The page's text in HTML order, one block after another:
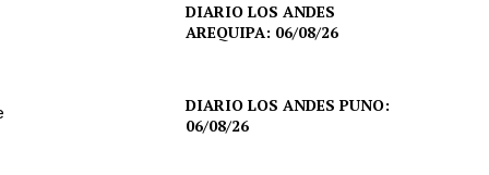
DIARIO LOS ANDES
AREQUIPA: 06/08/26
DIARIO LOS ANDES PUNO:
06/08/26